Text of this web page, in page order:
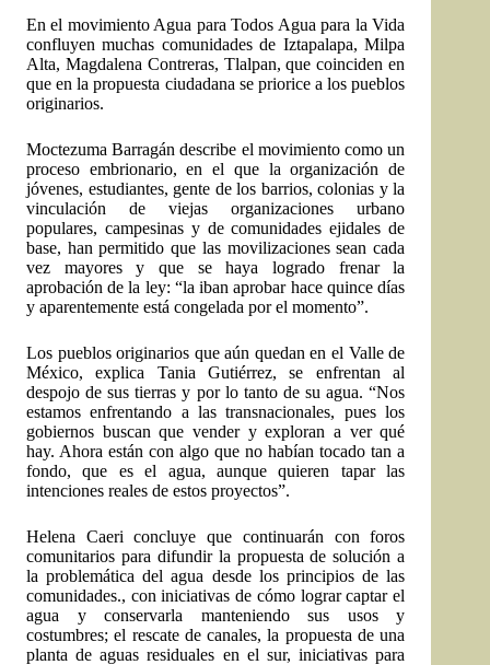
En el movimiento Agua para Todos Agua para la Vida
confluyen muchas comunidades de Iztapalapa, Milpa
Alta, Magdalena Contreras, Tlalpan, que coinciden en
que en la propuesta ciudadana se priorice a los pueblos
originarios.
Moctezuma Barragán describe el movimiento como un
proceso embrionario, en el que la organización de
jóvenes, estudiantes, gente de los barrios, colonias y la
vinculación de viejas organizaciones urbano
populares, campesinas y de comunidades ejidales de
base, han permitido que las movilizaciones sean cada
vez mayores y que se haya logrado frenar la
aprobación de la ley: “la iban aprobar hace quince días
y aparentemente está congelada por el momento”.
Los pueblos originarios que aún quedan en el Valle de
México, explica Tania Gutiérrez, se enfrentan al
despojo de sus tierras y por lo tanto de su agua. “Nos
estamos enfrentando a las transnacionales, pues los
gobiernos buscan que vender y exploran a ver qué
hay. Ahora están con algo que no habían tocado tan a
fondo, que es el agua, aunque quieren tapar las
intenciones reales de estos proyectos”.
Helena Caeri concluye que continuarán con foros
comunitarios para difundir la propuesta de solución a
la problemática del agua desde los principios de las
comunidades., con iniciativas de cómo lograr captar el
agua y conservarla manteniendo sus usos y
costumbres; el rescate de canales, la propuesta de una
planta de aguas residuales en el sur, iniciativas para